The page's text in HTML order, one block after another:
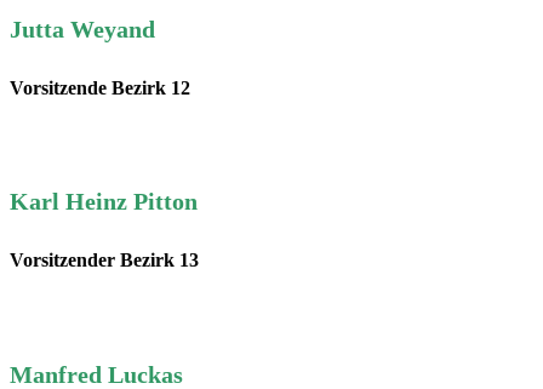
Jutta Weyand
Vorsitzende Bezirk 12
Karl Heinz Pitton
Vorsitzender Bezirk 13
Manfred Luckas